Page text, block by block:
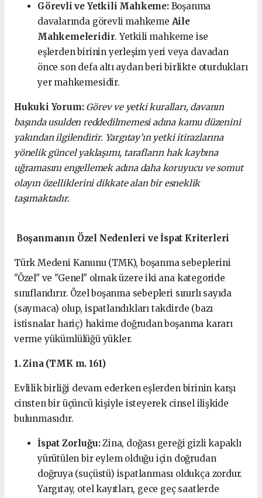
Görevli ve Yetkili Mahkeme:Boşanma
davalarında görevli mahkeme Aile
Mahkemeleridir. Yetkili mahkeme ise
eşlerden birinin yerleşim yeri veya davadan
önce son defa altı aydan beri birlikte oturdukları
yer mahkemesidir.
Hukuki Yorum: Görev ve yetki kuralları, davanın
başında usulden reddedilmemesi adına kamu düzenini
yakından ilgilendirir. Yargıtay’ın yetki itirazlarına
yönelik güncel yaklaşımı, tarafların hak kaybına
uğramasını engellemek adına daha koruyucu ve somut
olayın özelliklerini dikkate alan bir esneklik
taşımaktadır.
Boşanmanın Özel Nedenleri ve İspat Kriterleri
Türk Medeni Kanunu (TMK), boşanma sebeplerini
"Özel" ve "Genel" olmak üzere iki ana kategoride
sınıflandırır. Özel boşanma sebepleri sınırlı sayıda
(saymaca) olup, ispatlandıkları takdirde (bazı
istisnalar hariç) hakime doğrudan boşanma kararı
verme yükümlülüğü yükler.
1. Zina (TMK m. 161)
Evlilik birliği devam ederken eşlerden birinin karşı
cinsten bir üçüncü kişiyle isteyerek cinsel ilişkide
bulunmasıdır.
İspat Zorluğu:Zina, doğası gereği gizli kapaklı
yürütülen bir eylem olduğu için doğrudan
doğruya (suçüstü) ispatlanması oldukça zordur.
Yargıtay, otel kayıtları, gece geç saatlerde